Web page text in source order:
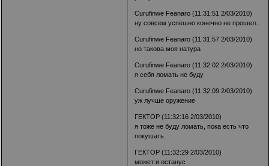
Curufinwe Feanaro (11:31:51 2/03/2010)
ну совсем успешно конечно не прошел..
Curufinwe Feanaro (11:31:57 2/03/2010)
но такова моя натура
Curufinwe Feanaro (11:32:02 2/03/2010)
я себя ломать не буду
Curufinwe Feanaro (11:32:09 2/03/2010)
уж лучше оружение
ГЕКТОР (11:32:16 2/03/2010)
я тоже не буду ломать, пока есть что
покушать
ГЕКТОР (11:32:29 2/03/2010)
может и останус